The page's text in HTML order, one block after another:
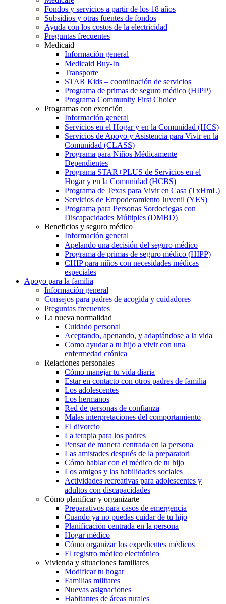
Fondos y servicios a partir de los 18 años
Subsidios y otras fuentes de fondos
Ayuda con los costos de la electricidad
Preguntas frecuentes
Medicaid
Información general
Medicaid Buy-In
Transporte
STAR Kids – coordinación de servicios
Programa de primas de seguro médico (HIPP)
Programa Community First Choice
Programas con exención
Información general
Servicios en el Hogar y en la Comunidad (HCS)
Servicios de Apoyo y Asistencia para Vivir en la
Comunidad (CLASS)
Programa para Niños Médicamente
Dependientes
Programa STAR+PLUS de Servicios en el
Hogar y en la Comunidad (HCBS)
Programa de Texas para Vivir en Casa (TxHmL)
Servicios de Empoderamiento Juvenil (YES)
Programa para Personas Sordociegas con
Discapacidades Múltiples (DMBD)
Beneficios y seguro médico
Información general
Apelando una decisión del seguro médico
Programa de primas de seguro médico (HIPP)
CHIP para niños con necesidades médicas
especiales
Apoyo para la familia
Información general
Consejos para padres de acogida y cuidadores
Preguntas frecuentes
La nueva normalidad
Cuidado personal
Aceptando, apenando, y adaptándose a la vida
Como ayudar a tu hijo a vivir con una
enfermedad crónica
Relaciones personales
Cómo manejar tu vida diaria
Estar en contacto con otros padres de familia
Los adolescentes
Los hermanos
Red de personas de confianza
Malas interpretaciones del comportamiento
El divorcio
La terapia para los padres
Pensar de manera centrada en la persona
Las amistades después de la preparatori
Cómo hablar con el médico de tu hijo
Los amigos y las habilidades sociales
Actividades recreativas para adolescentes y
adultos con discapacidades
Cómo planificar y organizarte
Preparativos para casos de emergencia
Cuando ya no puedas cuidar de tu hijo
Planificación centrada en la persona
Hogar médico
Cómo organizar los expedientes médicos
El registro médico electrónico
Vivienda y situaciones familiares
Modificar tu hogar
Familias militares
Nuevas asignaciones
Habitantes de áreas rurales